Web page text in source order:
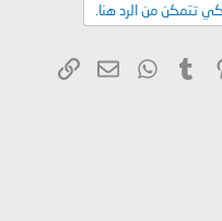
تتمكن من الرد هنا.
Pinterest
Tumblr
WhatsApp
البريد